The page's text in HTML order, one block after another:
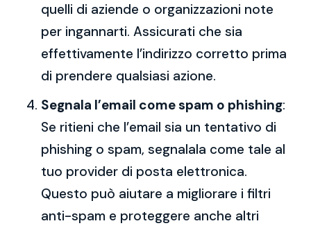
quelli di aziende o organizzazioni note
per ingannarti. Assicurati che sia
effettivamente l’indirizzo corretto prima
di prendere qualsiasi azione.
Segnala l’email come spam o phishing:
Se ritieni che l’email sia un tentativo di
phishing o spam, segnalala come tale al
tuo provider di posta elettronica.
Questo può aiutare a migliorare i filtri
anti-spam e proteggere anche altri